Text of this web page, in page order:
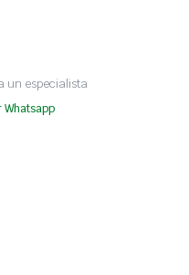
un especialista
Whatsapp